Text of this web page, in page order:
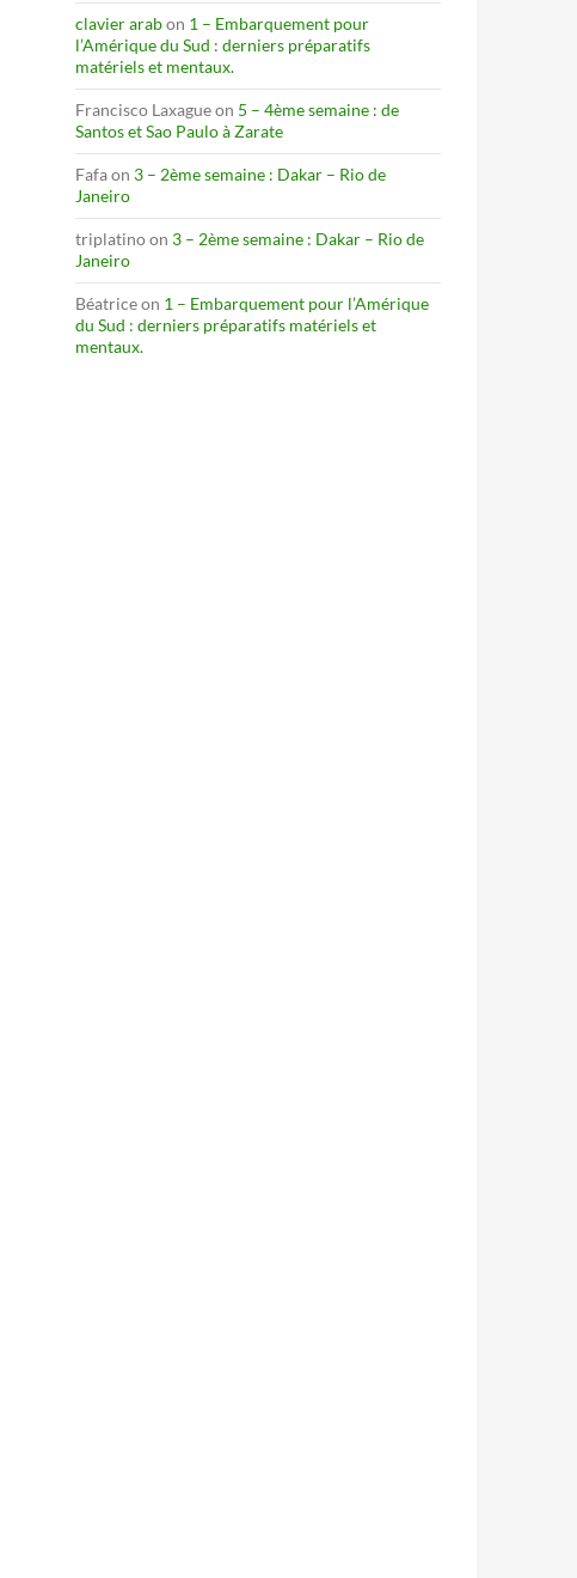
clavier arabon 1 – Embarquement pour
l’Amérique du Sud : derniers préparatifs
matériels et mentaux.
Francisco Laxagueon 5 – 4ème semaine : de
Santos et Sao Paulo à Zarate
Fafaon 3 – 2ème semaine : Dakar – Rio de
Janeiro
triplatinoon 3 – 2ème semaine : Dakar – Rio de
Janeiro
Béatriceon 1 – Embarquement pour l’Amérique
du Sud : derniers préparatifs matériels et
mentaux.